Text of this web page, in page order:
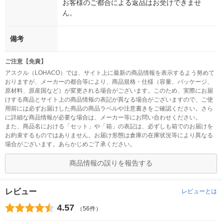
お客様のご都合による返品はお受けできませ
ん。
備考
ご注意【免責】
アスクル（LOHACO）では、サイト上に最新の商品情報を表示するよう努めて
おりますが、メーカーの都合等により、商品規格・仕様（容量、パッケージ、
原材料、原産国など）が変更される場合がございます。このため、実際にお届
けする商品とサイト上の商品情報の表記が異なる場合がございますので、ご使
用前には必ずお届けした商品の商品ラベルや注意書きをご確認ください。さら
に詳細な商品情報が必要な場合は、メーカー等にお問い合わせください。
また、商品名における「セット」や「箱」の表記は、必ずしも箱でのお届けを
お約束するものではありません。お届け形態は倉庫の在庫状況等により異なる
場合がございます。あらかじめご了承ください。
商品情報の誤りを報告する
レビュー レビューとは
4.57 （56件）